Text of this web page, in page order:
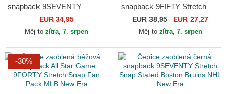
snapback 9SEVENTY
Stretch Snap Stated Los
Angeles Kings NHL New Era
EUR 34,95
Měj to zítra, 7. srpen
snapback 9FIFTY Stretch
Snap Flawless French Rugby
Federation FFR New Era
EUR 38,95 EUR 27,27
Měj to zítra, 7. srpen
-30%